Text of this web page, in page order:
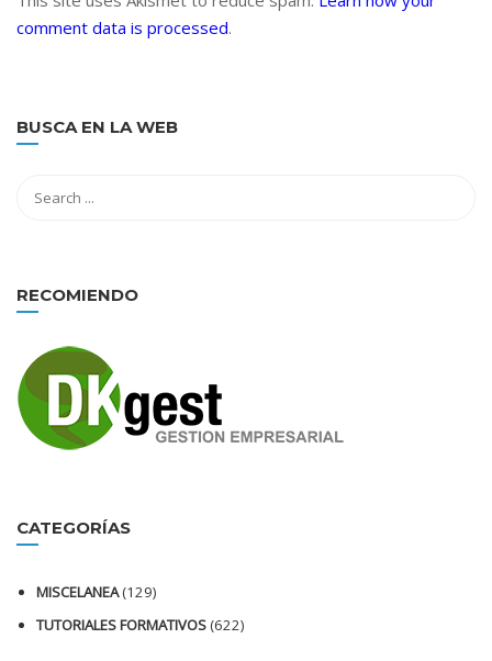
comment data is processed.
BUSCA EN LA WEB
RECOMIENDO
CATEGORÍAS
MISCELANEA(129)
TUTORIALES FORMATIVOS(622)